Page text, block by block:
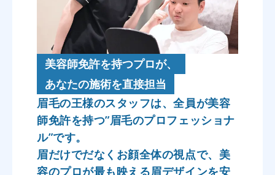
美容師免許を持つプロが、
あなたの施術を直接担当
眉毛の王様のスタッフは、全員が美容
師免許を持つ”眉毛のプロフェッショナ
ル”です。
眉だけでだなくお顔全体の視点で、美
容のプロが最も映える眉デザインを安